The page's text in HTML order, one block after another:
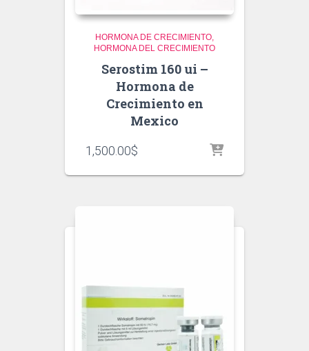
HORMONA DE CRECIMIENTO
HORMONA DEL CRECIMIENTO
Serostim 160 ui –
Hormona de
Crecimiento en
Mexico
1,500.00$